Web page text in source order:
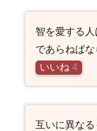
智を愛する
であらねばな
いいね 4
互いに異なる